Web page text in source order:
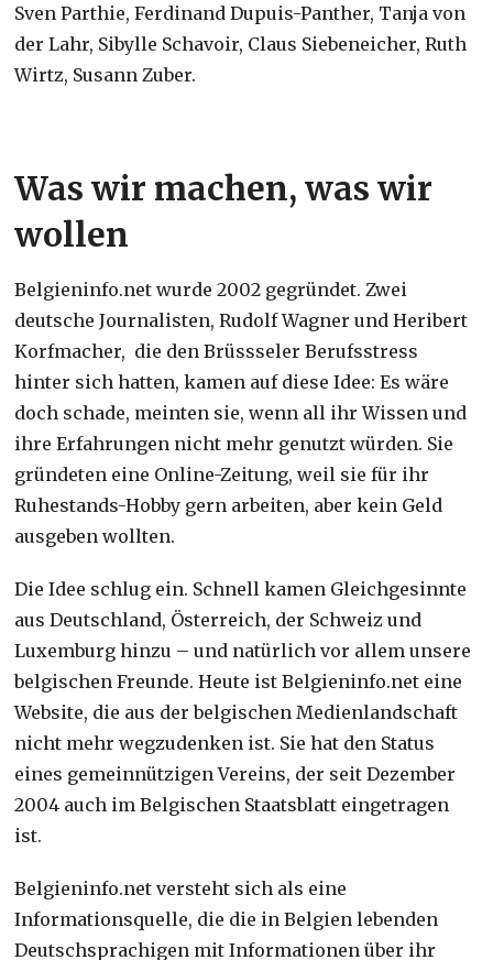
Sven Parthie, Ferdinand Dupuis-Panther, Tanja von
der Lahr, Sibylle Schavoir, Claus Siebeneicher, Ruth
Wirtz, Susann Zuber.
Was wir machen, was wir
wollen
Belgieninfo.net wurde 2002 gegründet. Zwei
deutsche Journalisten, Rudolf Wagner und Heribert
Korfmacher, die den Brüssseler Berufsstress
hinter sich hatten, kamen auf diese Idee: Es wäre
doch schade, meinten sie, wenn all ihr Wissen und
ihre Erfahrungen nicht mehr genutzt würden. Sie
gründeten eine Online-Zeitung, weil sie für ihr
Ruhestands-Hobby gern arbeiten, aber kein Geld
ausgeben wollten.
Die Idee schlug ein. Schnell kamen Gleichgesinnte
aus Deutschland, Österreich, der Schweiz und
Luxemburg hinzu – und natürlich vor allem unsere
belgischen Freunde. Heute ist Belgieninfo.net eine
Website, die aus der belgischen Medienlandschaft
nicht mehr wegzudenken ist. Sie hat den Status
eines gemeinnützigen Vereins, der seit Dezember
2004 auch im Belgischen Staatsblatt eingetragen
ist.
Belgieninfo.net versteht sich als eine
Informationsquelle, die die in Belgien lebenden
Deutschsprachigen mit Informationen über ihr